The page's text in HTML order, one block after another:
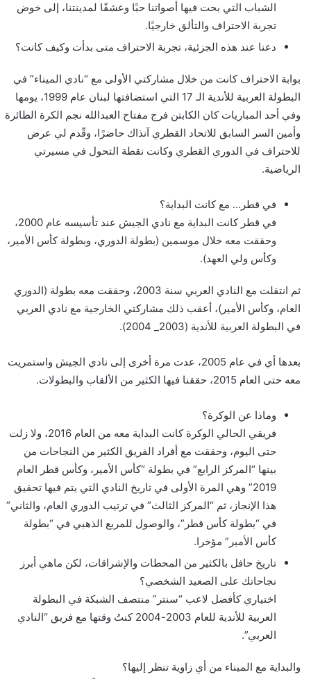
الشباب التي بحت فيها أصواتنا حبًا وعشقًا لمدينتنا، إلى خوض
تجربة الاحتراف والتألق خارجيًا.
دعنا عند هذه الجزئية، تجربة الاحتراف متى بدأت وكيف كانت؟
بوابة الاحتراف كانت من خلال مشاركتي الأولى مع “نادي الميناء” في
البطولة العربية للأندية الـ 17 التي استضافتها لبنان عام 1999، يومها
وفي أحد المباريات كان الكابتن فرج مفتاح العبدالله نجم الكرة الطائرة
وأمين السر السابق للاتحاد القطري آنذاك حاضرًا، وقّدم لي عرض
للاحتراف في الدوري القطري وكانت نقطة التحول في مسيرتي
الرياضية.
في قطر… مع كانت البداية؟
في قطر كانت البداية مع نادي الجيش عند تأسيسه عام 2000،
وحققت معه خلال موسمين (بطولة الدوري، وبطولة كأس الأمير،
وكأس ولي العهد).
ثم انتقلت مع النادي العربي سنة 2003، وحققت معه بطولة (الدوري
العام، وكأس الأمير)، أعقب ذلك مشاركتي الخارجية مع نادي العربي
في البطولة العربية للأندية (2003_ 2004).
بعدها أي في عام 2005، عدت مرة أخرى إلى نادي الجيش واستمريت
معه حتى العام 2015، حققنا فيها الكثير من الألقاب والبطولات.
وماذا عن الوكرة؟
فريقي الحالي الوكرة كانت البداية معه من العام 2016، ولا زلت
حتى اليوم، وحققت مع أفراد الفريق الكثير من النجاحات من
بينها “المركز الرابع” في بطولة “كأس الأمير، وكأس قطر العام
2019” وهي المرة الأولى في تاريخ النادي التي يتم فيها تحقيق
هذا الإنجاز، ثم “المركز الثالث” في ترتيب الدوري العام، والثاني”
في “بطولة كأس قطر”، والوصول للمربع الذهبي في “بطولة
كأس الأمير” مؤخرا.
تاريخ حافل بالكثير من المحطات والإشراقات، لكن ماهي أبرز
نجاحاتك على الصعيد الشخصي؟
اختياري كأفضل لاعب “سنتر” منتصف الشبكة في البطولة
العربية للأندية للعام 2003-2004 كنتُ وقتها مع فريق “النادي
العربي”.
والبداية مع الميناء من أي زاوية تنظر إليها؟